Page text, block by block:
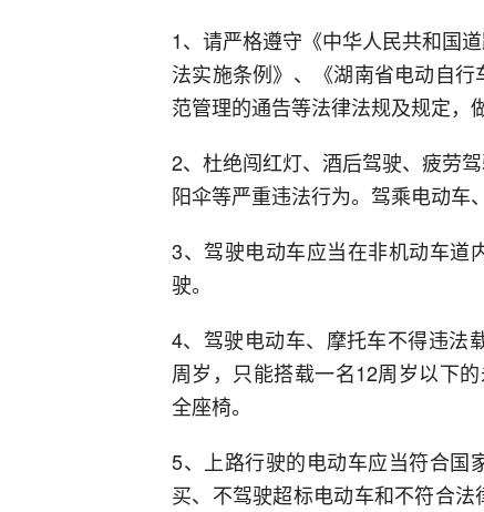
1、请严格遵守《中华人民共和国
法实施条例》、《湖南省电动自
范管理的通告等法律法规及规定，
2、杜绝闯红灯、酒后驾驶、疲劳
阳伞等严重违法行为。驾乘电动车
3、驾驶电动车应当在非机动车道
驶。
4、驾驶电动车、摩托车不得违法
周岁，只能搭载一名12周岁以下
全座椅。
5、上路行驶的电动车应当符合国
买、不驾驶超标电动车和不符合